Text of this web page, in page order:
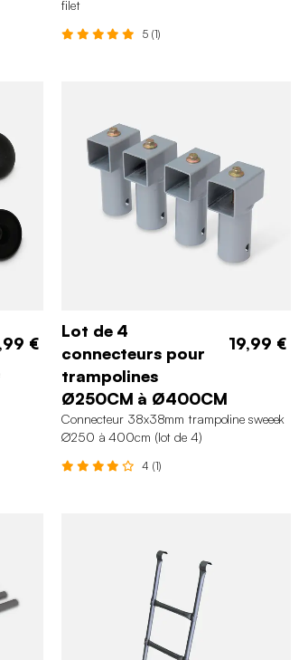
filet
5 (1)
€
Lot de 4
connecteurs pour
trampolines
Ø250CM à Ø400CM
19,99 €
Connecteur 38x38mm trampoline sweeek
∅250 à 400cm (lot de 4)
4 (1)